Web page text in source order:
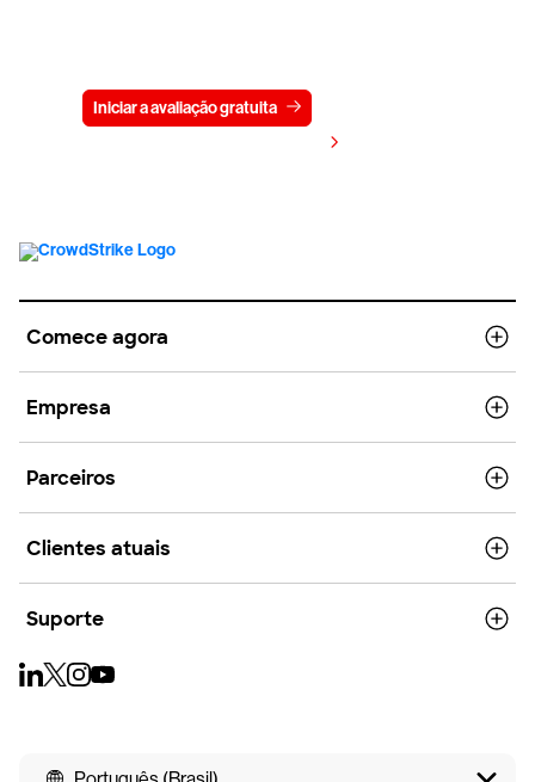
Iniciar a avaliação gratuita
Comece agora
Empresa
Parceiros
Clientes atuais
Suporte